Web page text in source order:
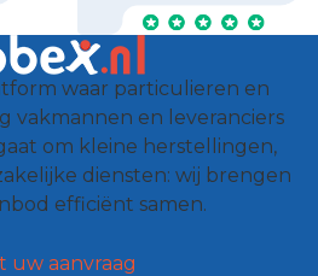
waar particulieren en
vakmannen en leveranciers
om kleine herstellingen,
diensten: wij brengen
efficiënt samen.
uw aanvraag